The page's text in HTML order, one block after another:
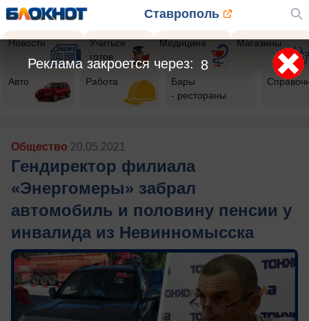
Ставрополь
Новости
Учиться
готов
Медицина Магазины
Авто Работа
Бары
- рестораны
Общество 20.05.2021
Гендиректор филиала
«Энергомеры» забрал
автомобиль и половину пенсии у
инвалида из Невинномысска
6
Реклама закроется через: